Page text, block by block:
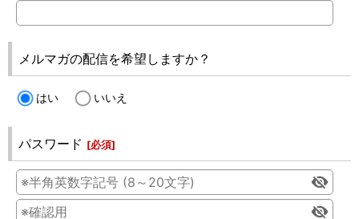
メルマガの配信を希望しますか？
はい いいえ
パスワード [必須]